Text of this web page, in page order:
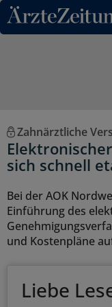
Direkt zum
Zahnärztliche
sich schnell
Bei der AOK
Einführung des
und Kostenpläne
Liebe